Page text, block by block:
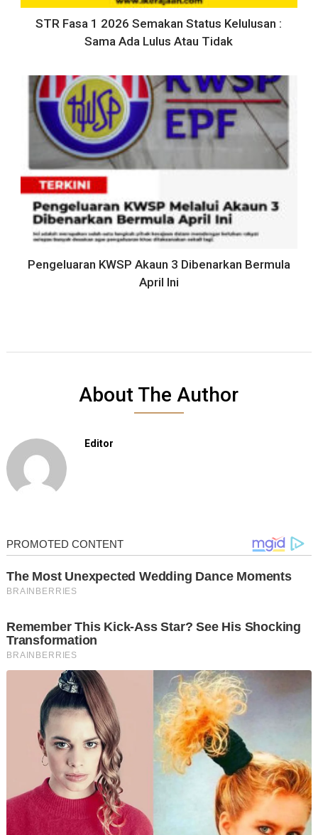
STR Fasa 1 2026 Semakan Status Kelulusan :
Sama Ada Lulus Atau Tidak
Pengeluaran KWSP Akaun 3 Dibenarkan Bermula
April Ini
About The Author
Editor